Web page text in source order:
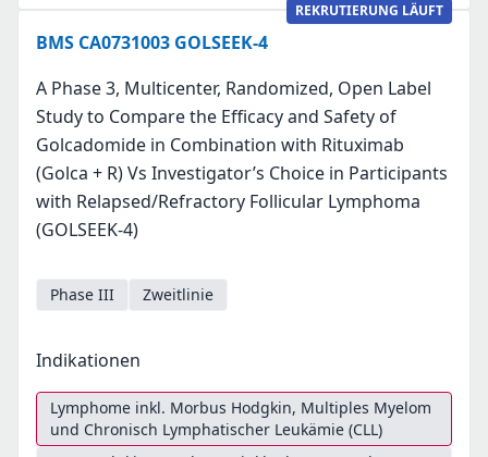
REKRUTIERUNG LÄUFT
BMS CA0731003 GOLSEEK-4
A Phase 3, Multicenter, Randomized, Open Label
Study to Compare the Efficacy and Safety of
Golcadomide in Combination with Rituximab
(Golca + R) Vs Investigator’s Choice in Participants
with Relapsed/Refractory Follicular Lymphoma
(GOLSEEK-4)
Phase III Zweitlinie
Indikationen
Lymphome inkl. Morbus Hodgkin, Multiples Myelom
und Chronisch Lymphatischer Leukämie (CLL)